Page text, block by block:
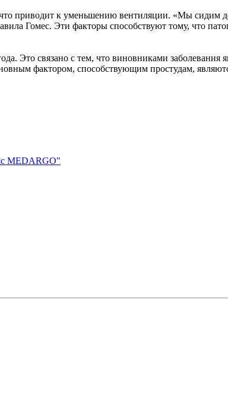
приводит к уменьшению вентиляции. «Мы сидим
Гомес. Эти факторы способствуют тому, что
Это связано с тем, что виновниками
фактором, способствующим простудам,
MEDARGO"